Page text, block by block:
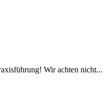
Wir achten nicht...